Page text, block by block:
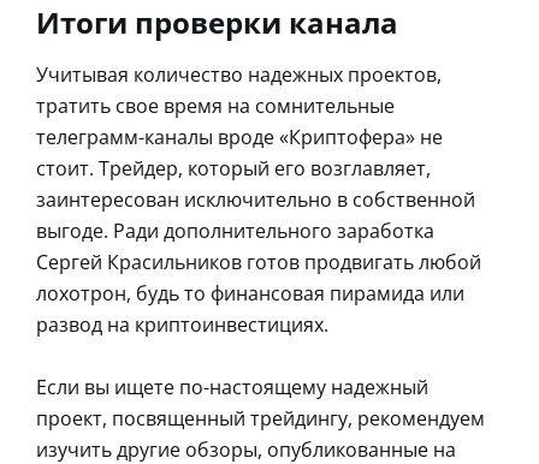
Итоги проверки канала
Учитывая количество надежных проектов,
тратить свое время на сомнительные
телеграмм-каналы вроде «Криптофера» не
стоит. Трейдер, который его возглавляет,
заинтересован исключительно в собственной
выгоде. Ради дополнительного заработка
Сергей Красильников готов продвигать любой
лохотрон, будь то финансовая пирамида или
развод на криптоинвестициях.
Если вы ищете по-настоящему надежный
проект, посвященный трейдингу, рекомендуем
изучить другие обзоры, опубликованные на